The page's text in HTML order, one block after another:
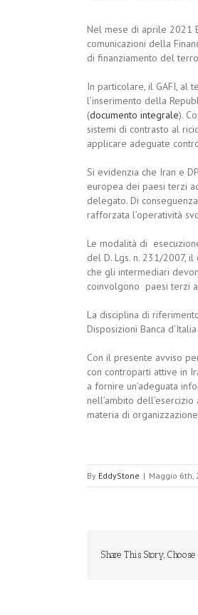
Nel mese di aprile 2021
comunicazioni della
di finanziamento del
In particolare, il GAFI, al
l’inserimento della
(documento integrale).
sistemi di contrasto al
applicare adeguate
Si evidenzia che Iran e
europea dei paesi terzi
delegato. Di
rafforzata l’operatività
Le modalità di
del D. Lgs. n. 231/2007,
che gli intermediari
coinvolgono paesi terzi
La disciplina di
Disposizioni Banca
Con il presente avviso
con controparti attive in
a fornire un’adeguata
nell’ambito
materia di
By EddyStone | Maggio 6th,
Share This Story,